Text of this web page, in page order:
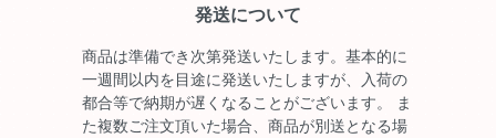
発送について
商品は準備でき次第発送いたします。基本的に
一週間以内を目途に発送いたしますが、入荷の
都合等で納期が遅くなることがございます。 ま
た複数ご注文頂いた場合、商品が別送となる場